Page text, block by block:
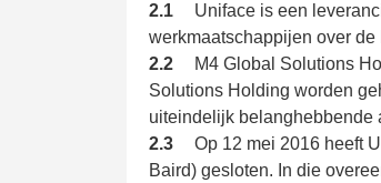
2.1
Uniface is een
werkmaatschappijen over de
2.2
M4 Global Solutions
Solutions Holding worden
uiteindelijk belanghebbende
2.3
Op 12 mei 2016 heeft
Baird) gesloten. In die